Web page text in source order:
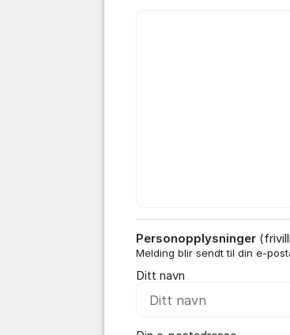
Personopplysninger
Melding blir sendt til din e-
Ditt navn